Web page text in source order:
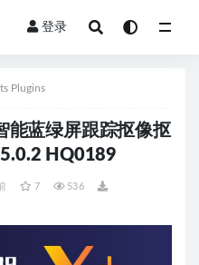
登录
Plugins
能蓝绿屏跟踪抠像抠
HQ0189
7 536